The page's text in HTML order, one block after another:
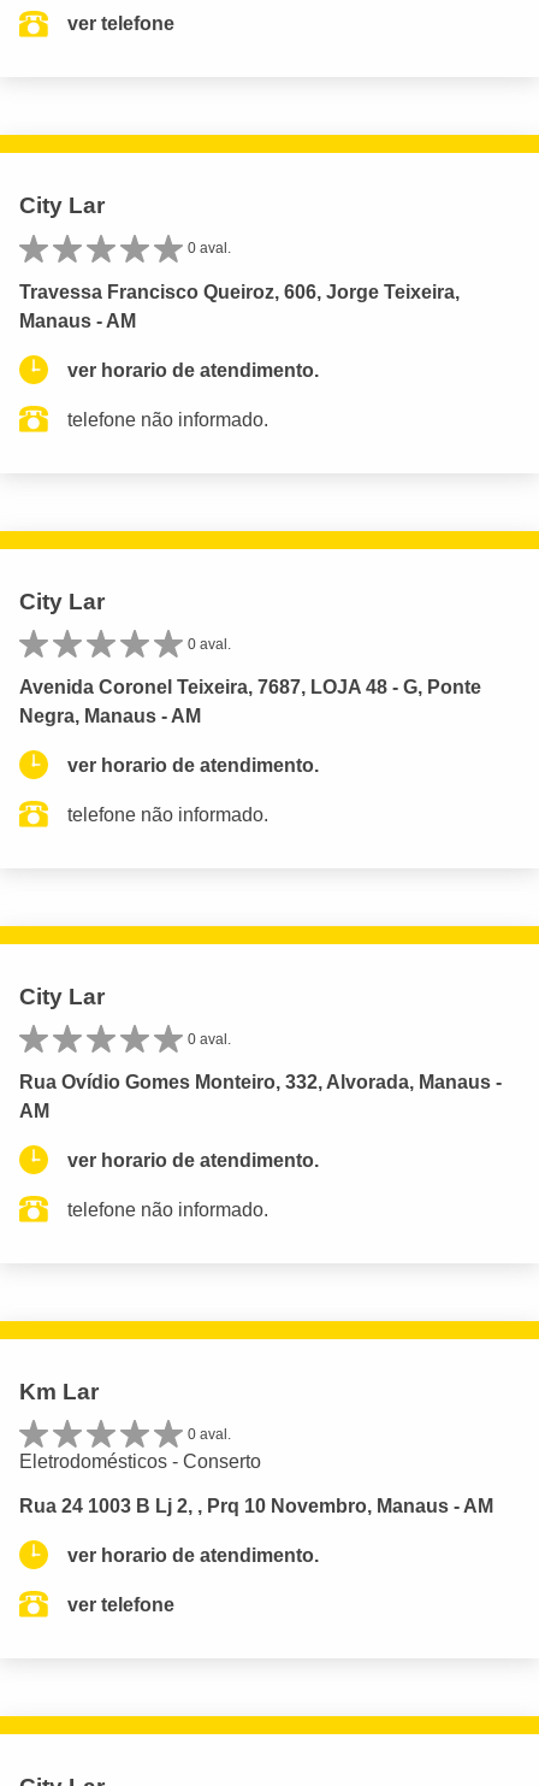
ver telefone
City Lar
0 aval.
Travessa Francisco Queiroz, 606, Jorge Teixeira,
Manaus - AM
ver horario de atendimento.
telefone não informado.
City Lar
0 aval.
Avenida Coronel Teixeira, 7687, LOJA 48 - G, Ponte
Negra, Manaus - AM
ver horario de atendimento.
telefone não informado.
City Lar
0 aval.
Rua Ovídio Gomes Monteiro, 332, Alvorada, Manaus -
AM
ver horario de atendimento.
telefone não informado.
Km Lar
0 aval.
Eletrodomésticos - Conserto
Rua 24 1003 B Lj 2, , Prq 10 Novembro, Manaus - AM
ver horario de atendimento.
ver telefone